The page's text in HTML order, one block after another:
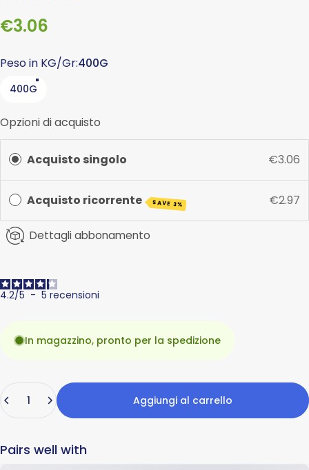
€3.06
Peso in KG/Gr
Peso in KG/Gr:400G
400G
Opzioni di acquisto
Acquisto singolo €3.06
Acquisto ricorrente SAVE 3% €2.97
Dettagli abbonamento
4.2/5 - 5 recensioni
In magazzino, pronto per la spedizione
Aggiungi al carrello
Pairs well with